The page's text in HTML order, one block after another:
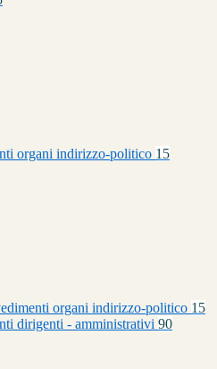
organi indirizzo-politico 15
organi indirizzo-politico 15
dirigenti - amministrativi 90